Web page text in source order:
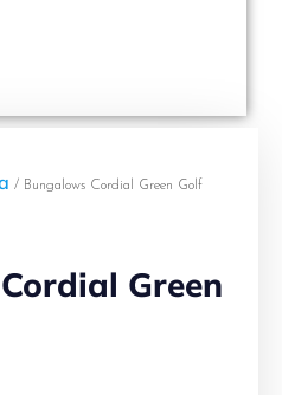
/ Bungalows Cordial Green Golf
Green